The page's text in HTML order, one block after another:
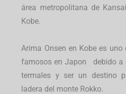
área metropolitana de
Kobe.
Arima Onsen en Kobe es
famosos en Japon debido a
termales y ser un destino
ladera del monte Rokko.